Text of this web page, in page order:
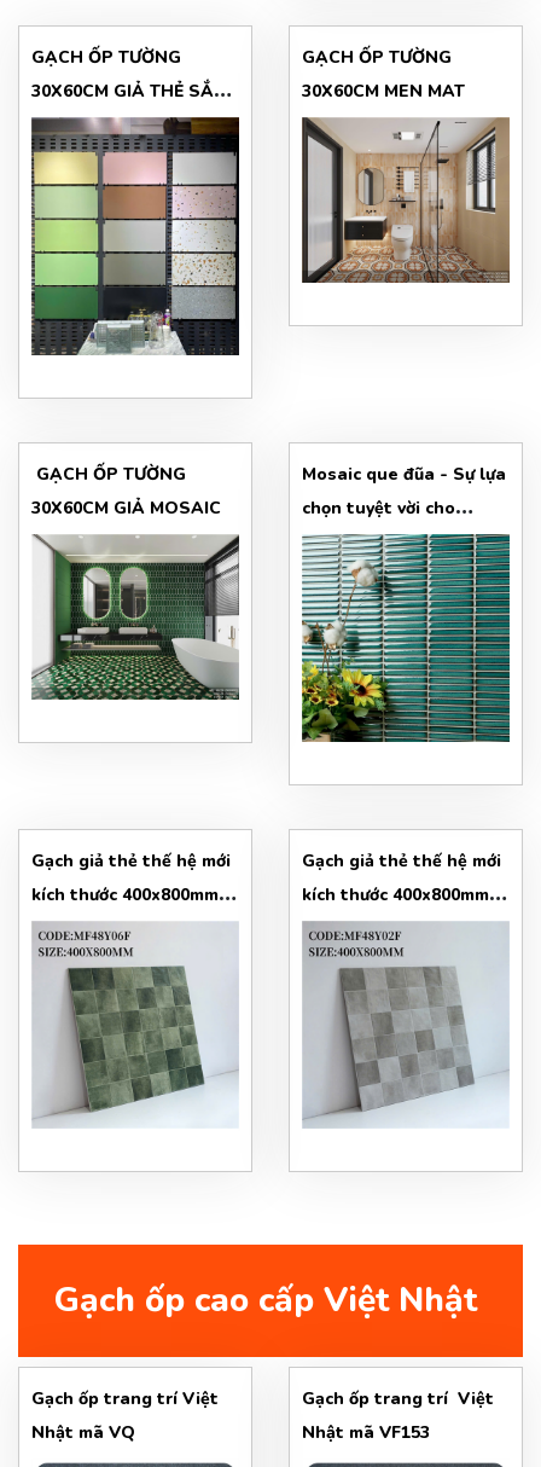
GẠCH ỐP TƯỜNG
30X60CM GIẢ THẺ SẮC
MÀU
GẠCH ỐP TƯỜNG
30X60CM MEN MAT
GẠCH ỐP TƯỜNG
30X60CM GIẢ MOSAIC
Mosaic que đũa - Sự lựa
chọn tuyệt vời cho
không gian của bạn
Gạch giả thẻ thế hệ mới
kích thước 400x800mm
mã MF48Y06F
Gạch giả thẻ thế hệ mới
kích thước 400x800mm
MF48Y02F
Gạch ốp cao cấp Việt Nhật
Gạch ốp trang trí Việt
Nhật mã VQ
Gạch ốp trang trí Việt
Nhật mã VF153